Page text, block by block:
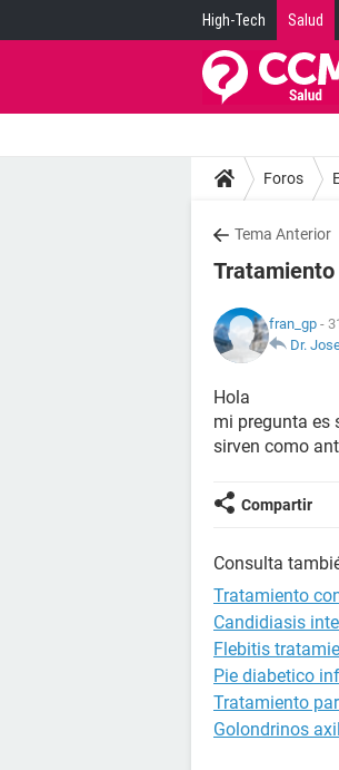
High-Tech Salud
Foros
Tema Anterior
fran_gp -
Dr.
Hola
mi pregunta es
sirven como
Compartir
Consulta
Tratamiento
Candidiasis
Flebitis
Pie diabetico
Tratamiento
Golondrinos